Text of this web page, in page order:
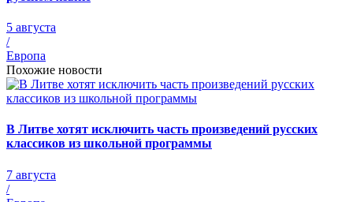
5 августа
/
Европа
Похожие новости
В Литве хотят исключить часть произведений русских
классиков из школьной программы
7 августа
/